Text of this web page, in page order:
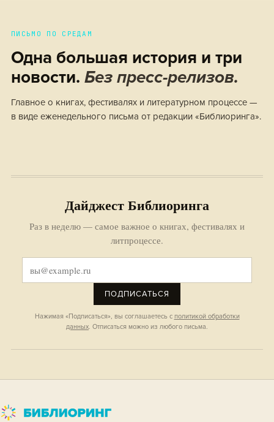
ПИСЬМО ПО СРЕДАМ
Одна большая история и три
новости. Без пресс-релизов.
Главное о книгах, фестивалях и литературном процессе —
в виде еженедельного письма от редакции «Библиоринга».
Дайджест Библиоринга
Раз в неделю — самое важное о книгах, фестивалях и
литпроцессе.
ПОДПИСАТЬСЯ
Нажимая «Подписаться», вы соглашаетесь с политикой обработки
данных. Отписаться можно из любого письма.